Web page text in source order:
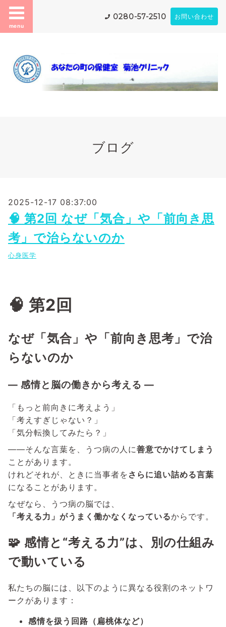
menu
0280-57-2510 お問い合わせ
ブログ
2025-12-17 08:37:00
🧠 第2回 なぜ「気合」や「前向き思
考」で治らないのか
心身医学
🧠 第2回
なぜ「気合」や「前向き思考」で治
らないのか
― 感情と脳の働きから考える ―
「もっと前向きに考えよう」
「考えすぎじゃない？」
「気分転換してみたら？」
――そんな言葉を、うつ病の人に善意でかけてしまう
ことがあります。
けれどそれが、ときに当事者を さらに追い詰める言葉
になることがあります。
なぜなら、うつ病の脳では、
「考える力」がうまく働かなくなっているからです。
🧩 感情と“考える力”は、別の仕組み
で動いている
私たちの脳には、以下のように異なる役割のネットワ
ークがあります：
感情を扱う回路（扁桃体など）